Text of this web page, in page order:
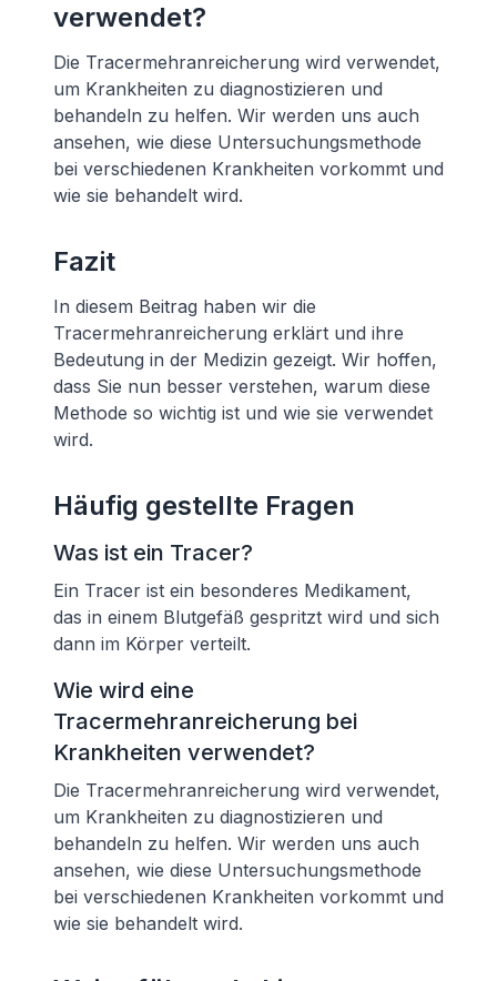
verwendet?
Die Tracermehranreicherung wird verwendet,
um Krankheiten zu diagnostizieren und
behandeln zu helfen. Wir werden uns auch
ansehen, wie diese Untersuchungsmethode
bei verschiedenen Krankheiten vorkommt und
wie sie behandelt wird.
Fazit
In diesem Beitrag haben wir die
Tracermehranreicherung erklärt und ihre
Bedeutung in der Medizin gezeigt. Wir hoffen,
dass Sie nun besser verstehen, warum diese
Methode so wichtig ist und wie sie verwendet
wird.
Häufig gestellte Fragen
Was ist ein Tracer?
Ein Tracer ist ein besonderes Medikament,
das in einem Blutgefäß gespritzt wird und sich
dann im Körper verteilt.
Wie wird eine
Tracermehranreicherung bei
Krankheiten verwendet?
Die Tracermehranreicherung wird verwendet,
um Krankheiten zu diagnostizieren und
behandeln zu helfen. Wir werden uns auch
ansehen, wie diese Untersuchungsmethode
bei verschiedenen Krankheiten vorkommt und
wie sie behandelt wird.